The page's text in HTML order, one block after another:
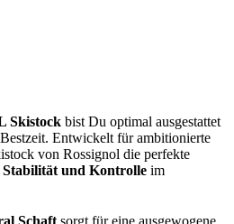
Skistock bist Du optimal ausgestattet
Entwickelt für ambitionierte
von Rossignol die perfekte
Stabilität und Kontrolle im
Schaft sorgt für eine ausgewogene